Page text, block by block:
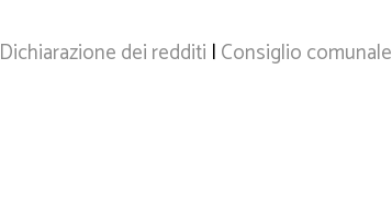
Dichiarazione dei redditi |Consiglio comunale